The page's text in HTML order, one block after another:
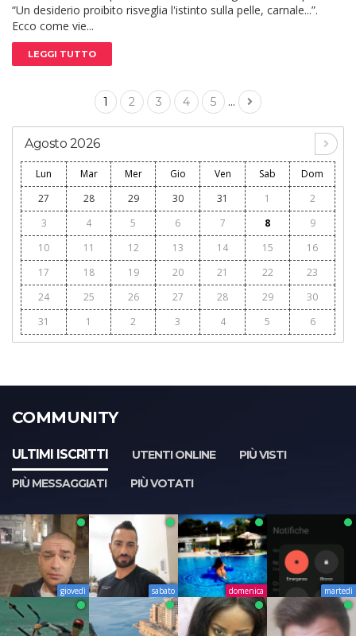
“Un desiderio proibito risveglia l'istinto sulla pelle, carnale...”.
Ecco come vie...
LEGGI TUTTO
1 2 3 4 5 ...
Agosto 2026
Lun Mar Mer Gio Ven Sab
Dom
27
28 29 30 31 1
2
3
4 5 6 7 8
9
10
11 12 13 14 15
16
17
18 19 20 21 22
23
24
25 26 27 28 29
30
31
1 2 3 4 5 6
COMMUNITY
ULTIMI ISCRITTI UTENTI ONLINE
PIÙ VISTI
PIÙ MESSAGGIATI
PIÙ VOTATI
giovedì sabato domenica martedì